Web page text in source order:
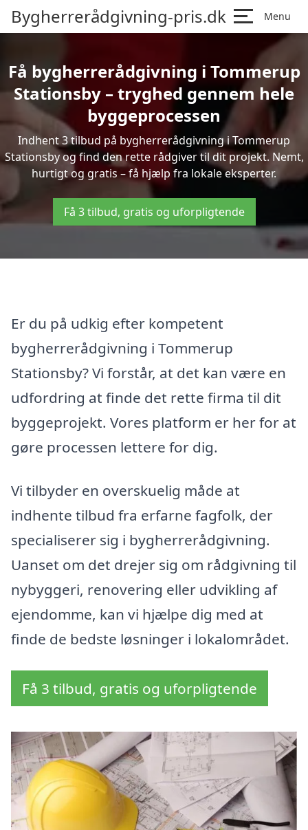
Bygherrerådgivning-pris.dk Menu
Få bygherrerådgivning i Tommerup
Stationsby – tryghed gennem hele
byggeprocessen
Indhent 3 tilbud på bygherrerådgivning i Tommerup
Stationsby og find den rette rådgiver til dit projekt. Nemt,
hurtigt og gratis – få hjælp fra lokale eksperter.
Få 3 tilbud, gratis og uforpligtende
Er du på udkig efter kompetent
bygherrerådgivning i Tommerup
Stationsby? Vi forstår, at det kan være en
udfordring at finde det rette firma til dit
byggeprojekt. Vores platform er her for at
gøre processen lettere for dig.
Vi tilbyder en overskuelig måde at
indhente tilbud fra erfarne fagfolk, der
specialiserer sig i bygherrerådgivning.
Uanset om det drejer sig om rådgivning til
nybyggeri, renovering eller udvikling af
ejendomme, kan vi hjælpe dig med at
finde de bedste løsninger i lokalområdet.
Få 3 tilbud, gratis og uforpligtende